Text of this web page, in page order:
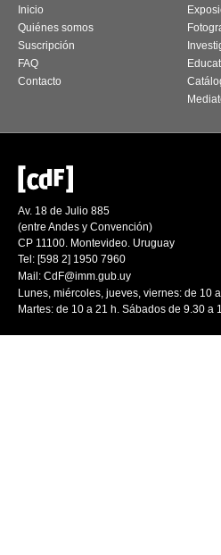
Inicio
Quiénes somos
Suscripción
FAQ
Contacto
Av. 18 de Julio 885
(entre Andes y Convención)
CP 11100. Montevideo. Uruguay
Tel: [598 2] 1950 7960
Mail: CdF@imm.gub.uy
Lunes, miércoles, jueves, viernes: de 10
Martes: de 10 a 21 h. Sábados de 9.30 a